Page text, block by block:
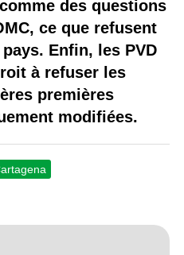
des questions
ce que refusent
Enfin, les PVD
à refuser les
premières
modifiées.